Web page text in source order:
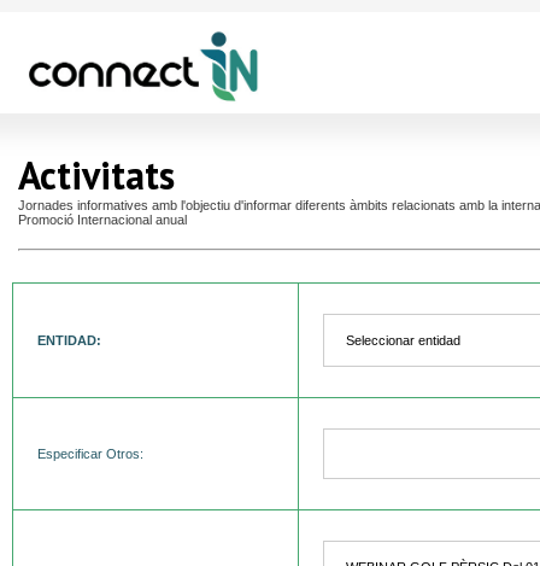
Activitats
Jornades informatives amb l'objectiu d'informar diferents àmbits relacionats amb la
Promoció Internacional anual
ENTIDAD:
Especificar Otros: